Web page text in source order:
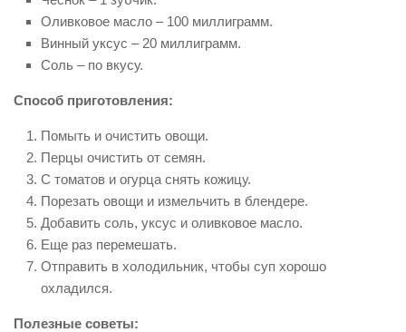
Оливковое масло – 100 миллиграмм.
Винный уксус – 20 миллиграмм.
Соль – по вкусу.
Способ приготовления:
Помыть и очистить овощи.
Перцы очистить от семян.
С томатов и огурца снять кожицу.
Порезать овощи и измельчить в блендере.
Добавить соль, уксус и оливковое масло.
Еще раз перемешать.
Отправить в холодильник, чтобы суп хорошо
охладился.
Полезные советы: